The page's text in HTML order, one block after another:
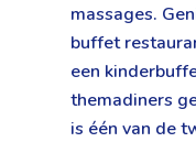
massages.
buffet
een
themadiners
is één van de